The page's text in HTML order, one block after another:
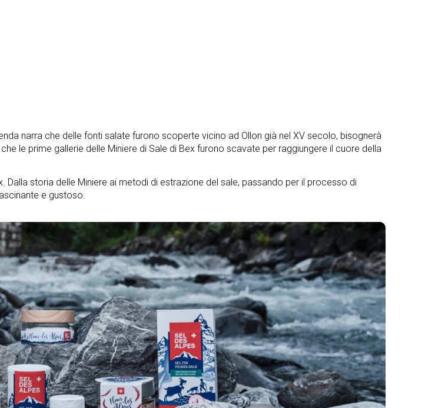
narra che delle fonti salate furono scoperte vicino ad Ollon già nel XV secolo, bisognerà
le prime gallerie delle Miniere di Sale di Bex furono scavate per raggiungere il cuore della
storia delle Miniere ai metodi di estrazione del sale, passando per il processo di
e gustoso.